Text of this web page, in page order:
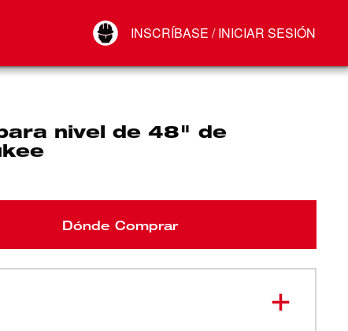
INSCRÍBASE / INICIAR SESIÓN
Conectar
nivel de 48" de
Dónde Comprar